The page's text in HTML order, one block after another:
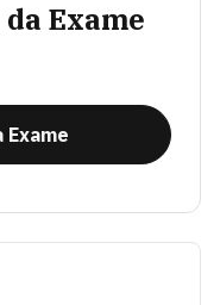
Exame
Exame